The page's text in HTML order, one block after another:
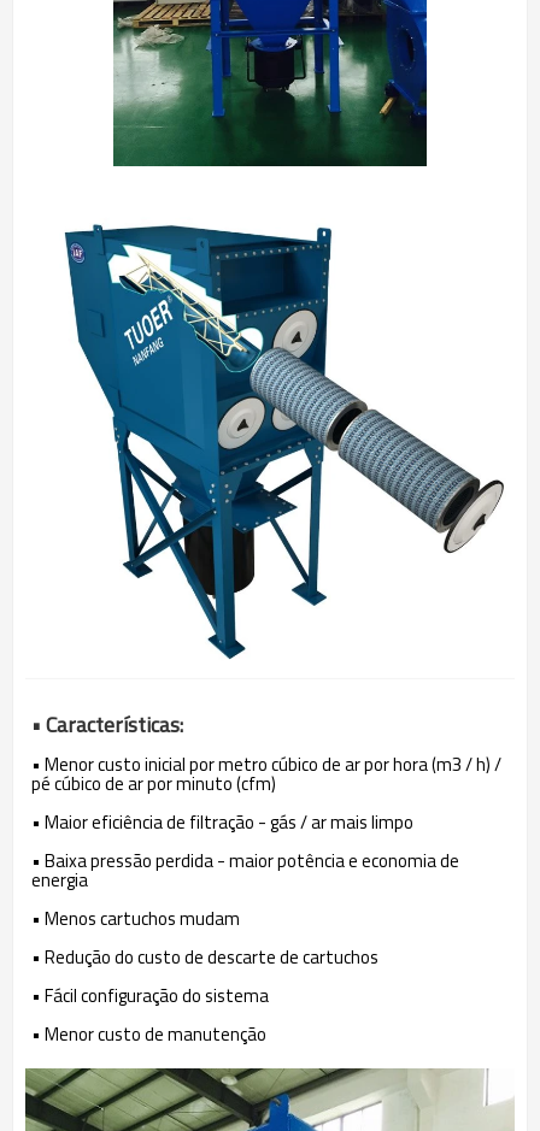
• Características:
• Menor custo inicial por metro cúbico de ar por hora (m3 / h) /
pé cúbico de ar por minuto (cfm)
• Maior eficiência de filtração - gás / ar mais limpo
• Baixa pressão perdida - maior potência e economia de
energia
• Menos cartuchos mudam
• Redução do custo de descarte de cartuchos
• Fácil configuração do sistema
• Menor custo de manutenção